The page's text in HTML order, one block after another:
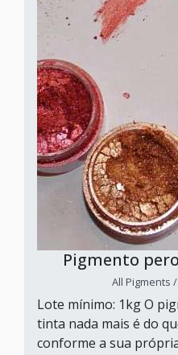
Pigmento
All Pigments
Lote mínimo: 1kg O
tinta nada mais é do
conforme a sua